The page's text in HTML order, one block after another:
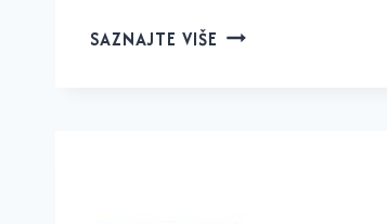
SAZNAJTE VIŠE 10